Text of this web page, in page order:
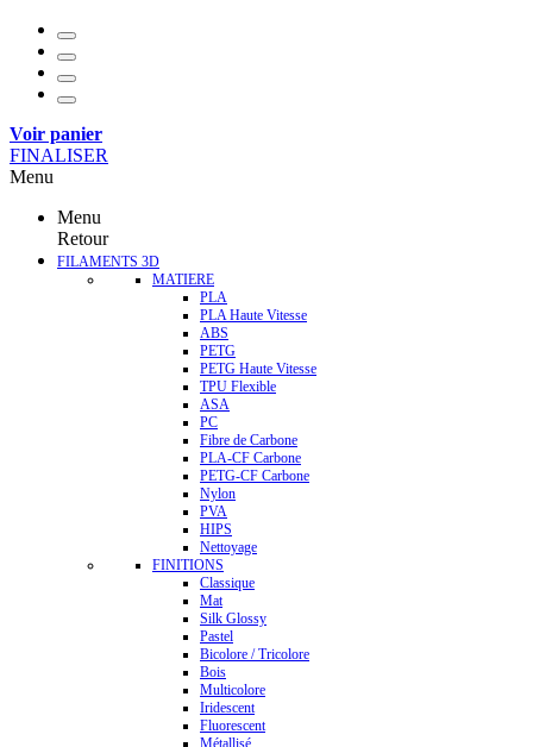
Voir panier
FINALISER
Menu
Menu
Retour
FILAMENTS 3D
MATIERE
PLA
PLA Haute Vitesse
ABS
PETG
PETG Haute Vitesse
TPU Flexible
ASA
PC
Fibre de Carbone
PLA-CF Carbone
PETG-CF Carbone
Nylon
PVA
HIPS
Nettoyage
FINITIONS
Classique
Mat
Silk Glossy
Pastel
Bicolore / Tricolore
Bois
Multicolore
Iridescent
Fluorescent
Métallisé